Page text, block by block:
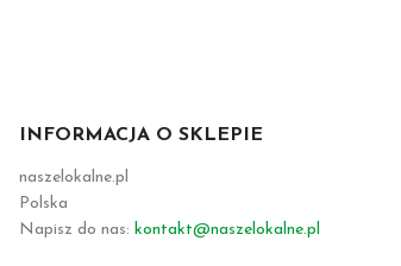
INFORMACJA O SKLEPIE
naszelokalne.pl
Polska
Napisz do nas: kontakt@naszelokalne.pl